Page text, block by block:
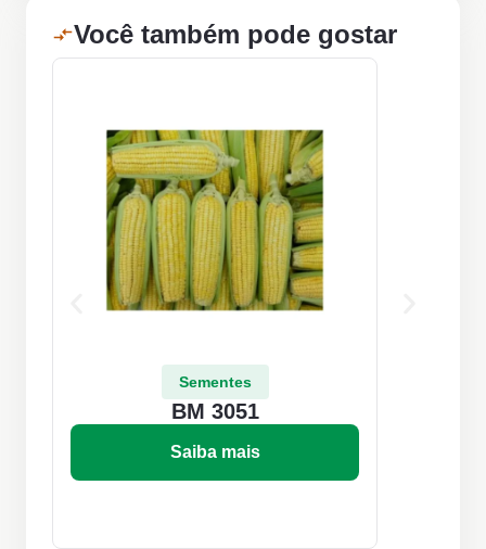
Você também pode gostar
Sementes
BM 3051
Saiba mais